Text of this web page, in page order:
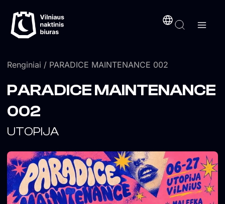
prie
turinio
Renginiai / PARADICE MAINTENANCE 002
PARADICE MAINTENANCE
002
UTOPIJA